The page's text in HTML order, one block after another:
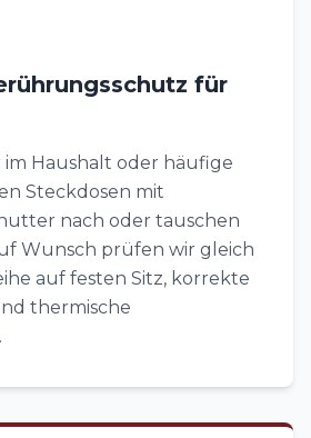
für
Haushalt oder häufige
Steckdosen mit
nach oder tauschen
Wunsch prüfen wir gleich
auf festen Sitz, korrekte
thermische